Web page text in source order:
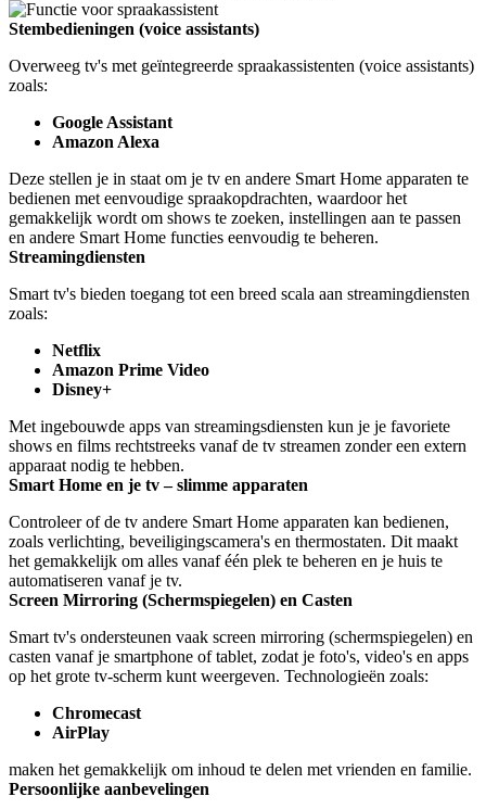
Stembedieningen (voice assistants)
Overweeg tv's met geïntegreerde spraakassistenten (voice assistants)
zoals:
Google Assistant
Amazon Alexa
Deze stellen je in staat om je tv en andere Smart Home apparaten te
bedienen met eenvoudige spraakopdrachten, waardoor het
gemakkelijk wordt om shows te zoeken, instellingen aan te passen
en andere Smart Home functies eenvoudig te beheren.
Streamingdiensten
Smart tv's bieden toegang tot een breed scala aan streamingdiensten
zoals:
Netflix
Amazon Prime Video
Disney+
Met ingebouwde apps van streamingsdiensten kun je je favoriete
shows en films rechtstreeks vanaf de tv streamen zonder een extern
apparaat nodig te hebben.
Smart Home en je tv – slimme apparaten
Controleer of de tv andere Smart Home apparaten kan bedienen,
zoals verlichting, beveiligingscamera's en thermostaten. Dit maakt
het gemakkelijk om alles vanaf één plek te beheren en je huis te
automatiseren vanaf je tv.
Screen Mirroring (Schermspiegelen) en Casten
Smart tv's ondersteunen vaak screen mirroring (schermspiegelen) en
casten vanaf je smartphone of tablet, zodat je foto's, video's en apps
op het grote tv-scherm kunt weergeven. Technologieën zoals:
Chromecast
AirPlay
maken het gemakkelijk om inhoud te delen met vrienden en familie.
Persoonlijke aanbevelingen